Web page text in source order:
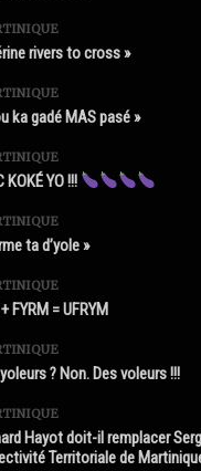
rivers to cross »
ka gadé MAS pasé »
KOKÉ YO !!!
ta d’yole »
FYRM = UFRYM
? Non. Des voleurs !!!
Hayot doit-il remplacer
Territoriale de